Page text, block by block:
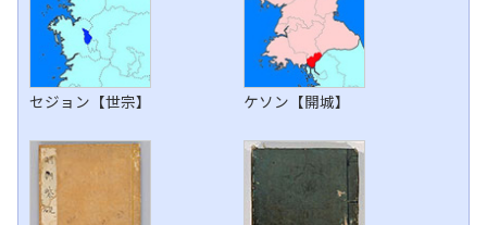
セジョン【世宗】 ケソン【開城】